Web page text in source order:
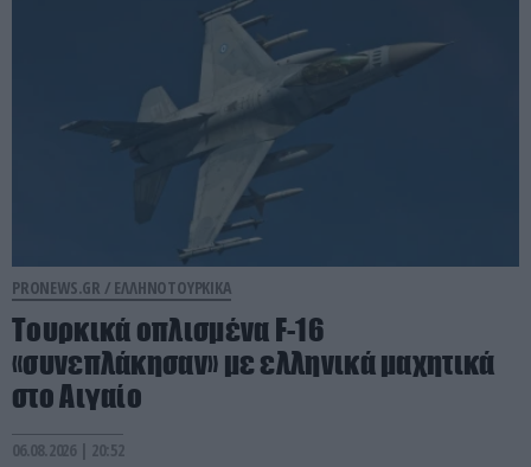
PRONEWS.GR / ΕΛΛΗΝΟΤΟΥΡΚΙΚΑ
Τουρκικά οπλισμένα F-16
«συνεπλάκησαν» με ελληνικά μαχητικά
στο Αιγαίο
06.08.2026 | 20:52